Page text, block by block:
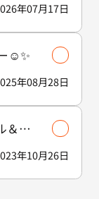
年07月17日
☺️✨
年08月28日
＆ア
年10月26日